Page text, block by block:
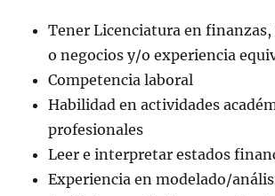
Tener Licenciatura en
o negocios y/o experiencia
Competencia laboral
Habilidad en actividades
profesionales
Leer e interpretar estados
Experiencia en modelado/